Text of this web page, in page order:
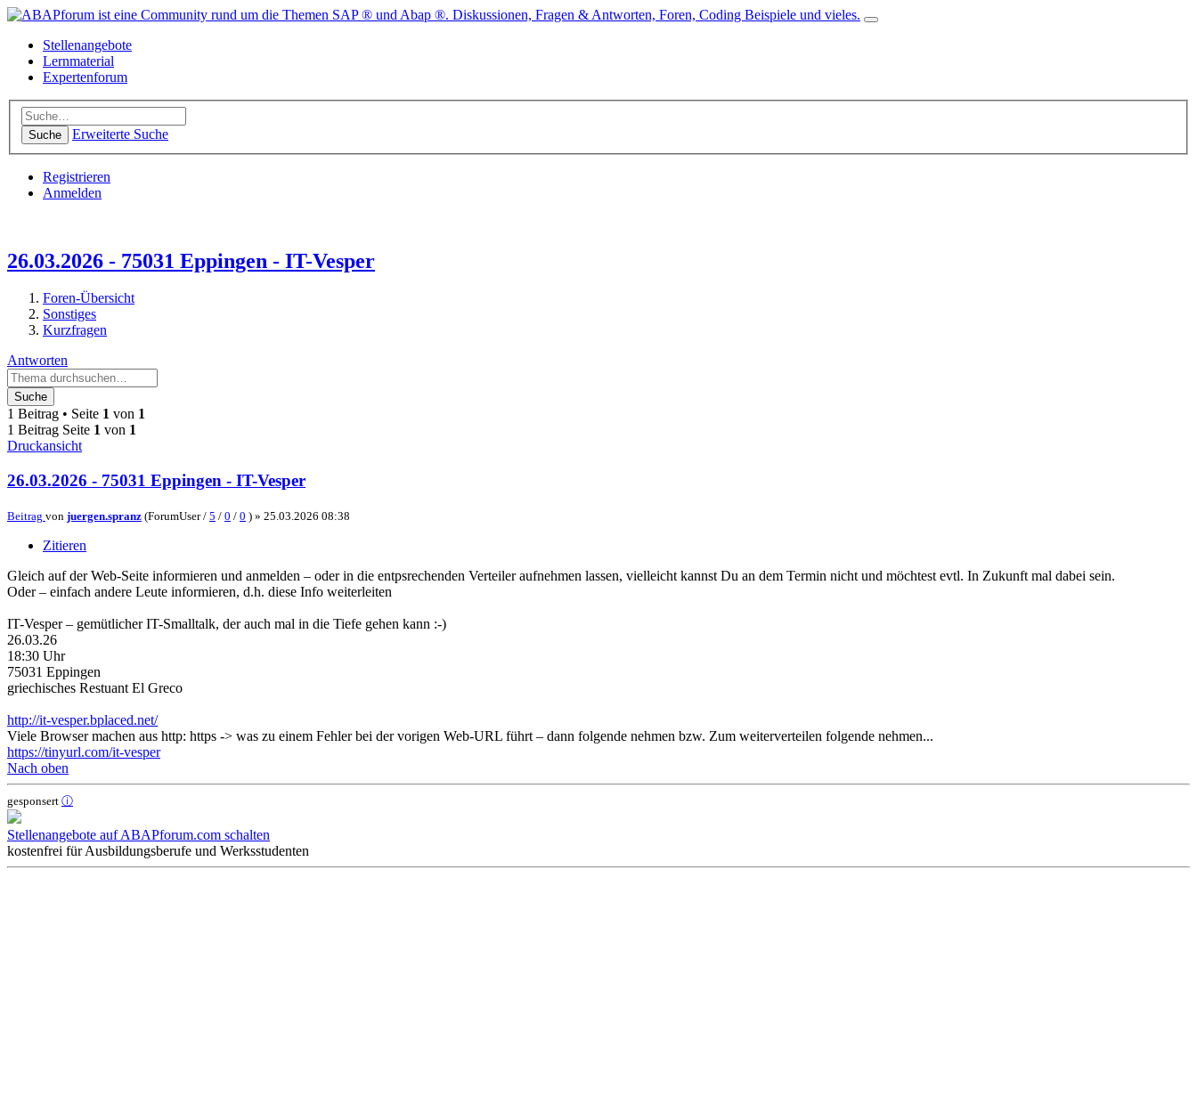
Stellenangebote
Lernmaterial
Expertenforum
Suche Erweiterte Suche
Registrieren
Anmelden
26.03.2026 - 75031 Eppingen - IT-Vesper
Foren-Übersicht
Sonstiges
Kurzfragen
Antworten
Suche
1 Beitrag • Seite 1 von 1
1 Beitrag Seite 1 von 1
Druckansicht
26.03.2026 - 75031 Eppingen - IT-Vesper
Beitrag von juergen.spranz (ForumUser / 5 / 0 / 0 ) » 25.03.2026 08:38
Zitieren
Gleich auf der Web-Seite informieren und anmelden – oder in die entpsrechenden Verteiler aufnehmen lassen, vielleicht kannst Du an dem Termin nicht und möchtest evtl. In Zukunft mal dabei sein.
Oder – einfach andere Leute informieren, d.h. diese Info weiterleiten
IT-Vesper – gemütlicher IT-Smalltalk, der auch mal in die Tiefe gehen kann :-)
26.03.26
18:30 Uhr
75031 Eppingen
griechisches Restuant El Greco
http://it-vesper.bplaced.net/
Viele Browser machen aus http: https -> was zu einem Fehler bei der vorigen Web-URL führt – dann folgende nehmen bzw. Zum weiterverteilen folgende nehmen...
https://tinyurl.com/it-vesper
Nach oben
gesponsert ⓘ
Stellenangebote auf ABAPforum.com schalten
kostenfrei für Ausbildungsberufe und Werksstudenten